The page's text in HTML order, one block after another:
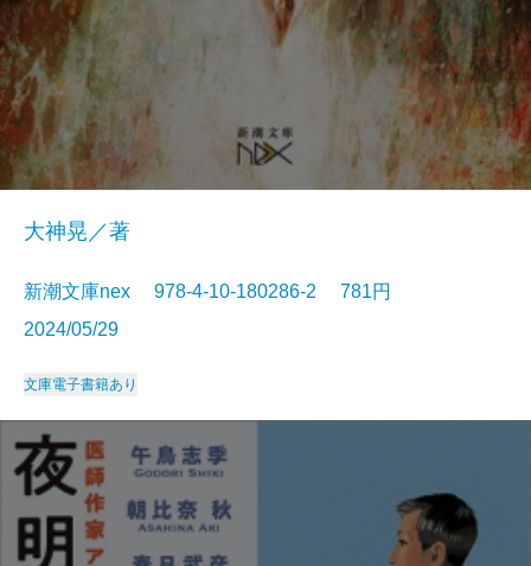
大神晃／著
新潮文庫nex 978-4-10-180286-2 781円
2024/05/29
文庫電子書籍あり